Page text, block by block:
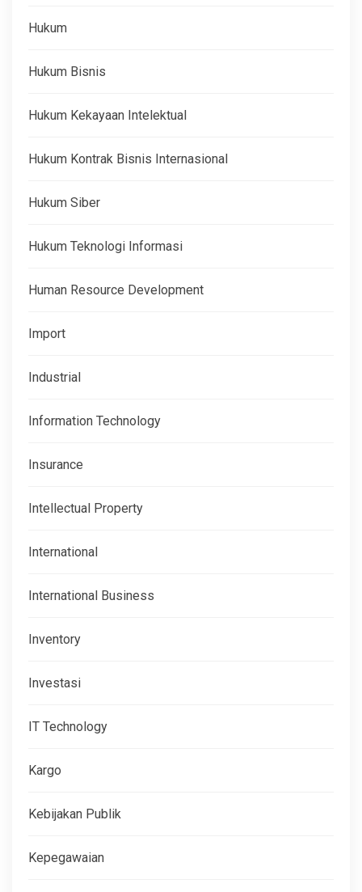
Hukum
Hukum Bisnis
Hukum Kekayaan Intelektual
Hukum Kontrak Bisnis Internasional
Hukum Siber
Hukum Teknologi Informasi
Human Resource Development
Import
Industrial
Information Technology
Insurance
Intellectual Property
International
International Business
Inventory
Investasi
IT Technology
Kargo
Kebijakan Publik
Kepegawaian